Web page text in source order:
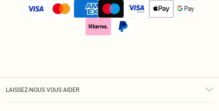
LAISSEZ-NOUS VOUS AIDER